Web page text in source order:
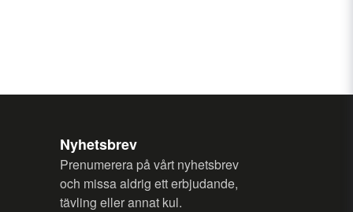
Skicka fråga
Nyhetsbrev
Prenumerera på vårt nyhetsbrev
och missa aldrig ett erbjudande,
tävling eller annat kul.